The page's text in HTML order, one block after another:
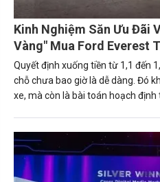
Kinh Nghiệm Săn Ưu Đãi
Vàng" Mua Ford Everest
Nhất
Quyết định xuống tiền từ 1,1 đến
chỗ chưa bao giờ là dễ dàng. Đó
xe, mà còn là bài toán hoạch
lên như một hình mẫu tiên phong
mạnh dẫn đầu.